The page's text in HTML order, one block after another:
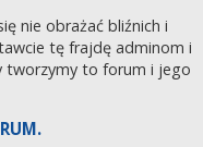
nie obrażać bliźnich i
tę frajdę adminom i
tworzymy to forum i jego